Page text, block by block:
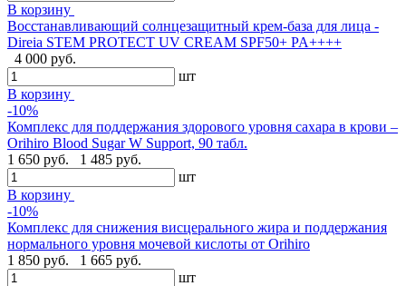
В корзину
Восстанавливающий солнцезащитный крем-база для лица -
Direia STEM PROTECT UV CREAM SPF50+ PA++++
4 000 руб.
шт
В корзину
-10%
Комплекс для поддержания здорового уровня сахара в крови –
Orihiro Blood Sugar W Support, 90 табл.
1 650 руб.
1 485 руб.
шт
В корзину
-10%
Комплекс для снижения висцерального жира и поддержания
нормального уровня мочевой кислоты от Orihiro
1 850 руб.
1 665 руб.
шт